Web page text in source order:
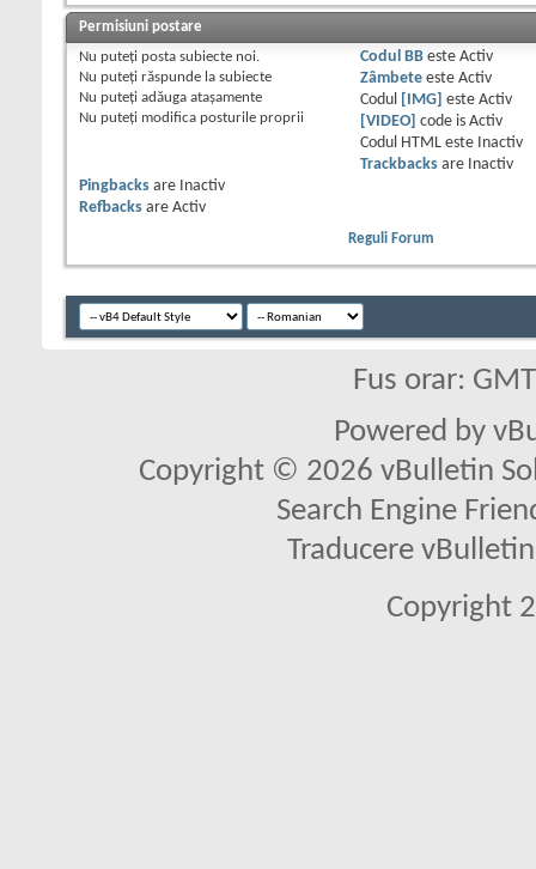
Permisiuni postare
Nu puteţi posta subiecte noi.
Nu puteţi răspunde la subiecte
Nu puteţi adăuga ataşamente
Nu puteţi modifica posturile proprii
Codul BBeste Activ
Zâmbeteeste Activ
Codul
[IMG] este Activ
[VIDEO]
code is Activ
Codul HTML este
Inactiv
Trackbacksare
Inactiv
Pingbacks are
Inactiv
Refbacks are Activ
Reguli Forum
Fus orar:
Powered by
Copyright © 2026 vBulletin
Search Engine
Traducere
Copyright